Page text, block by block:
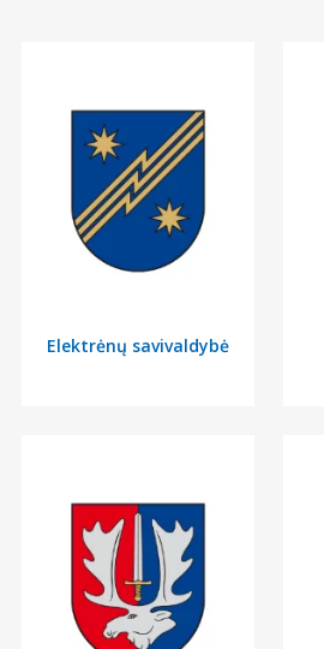
Elektrėnų savivaldybė